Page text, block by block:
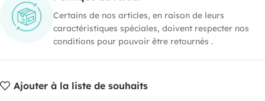
Certains de nos articles, en raison de leurs
caractéristiques spéciales, doivent respecter nos
conditions pour pouvoir être retournés .
Ajouter à la liste de souhaits